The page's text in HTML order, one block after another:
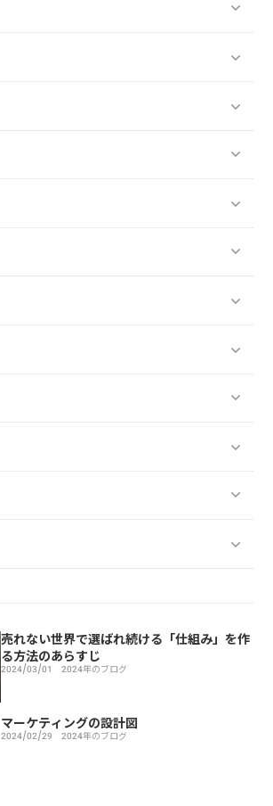
売れない世界で選ばれ続ける「仕組み」を作
る方法のあらすじ
2024/03/01 2024年のブログ
マーケティングの設計図
2024/02/29 2024年のブログ